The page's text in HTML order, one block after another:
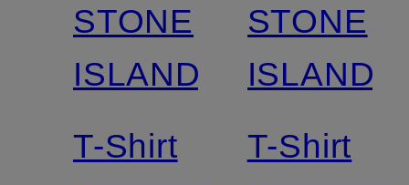
STONE
ISLAND
T-Shirt
STONE
ISLAND
T-Shirt